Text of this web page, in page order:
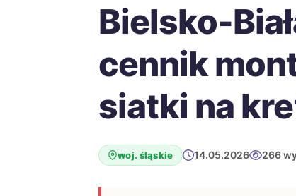
Bielsko-
cennik
siatki na
woj. śląskie 14.05.2026 266